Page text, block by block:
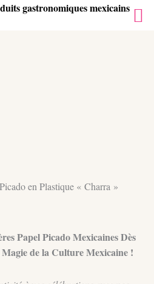
en Plastique « Charra »
Papel Picado Mexicaines Dès
de la Culture Mexicaine !